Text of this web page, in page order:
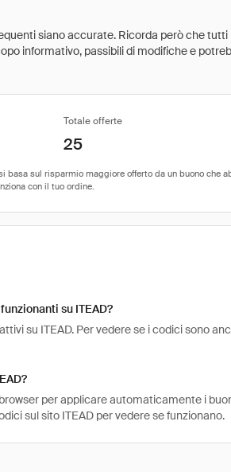
siano accurate. Ricorda però che
informativo, passibili di modifiche e
Totale offerte
25
su ITEAD?
su ITEAD. Per vedere se i codici sono
per applicare automaticamente i
sul sito ITEAD per vedere se funzionano.